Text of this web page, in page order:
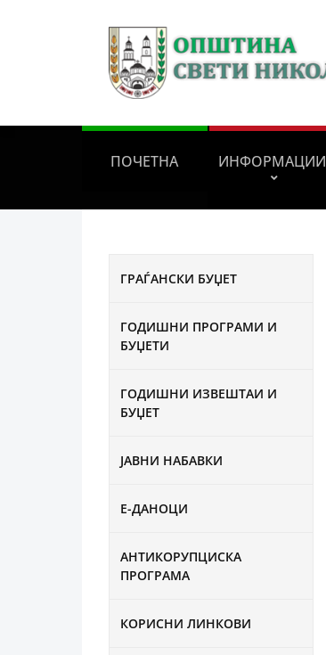
ПОЧЕТНА ИНФОРМАЦИИ
ГРАЃАНСКИ БУЏЕТ
ГОДИШНИ ПРОГРАМИ И
БУЏЕТИ
ГОДИШНИ ИЗВЕШТАИ И
БУЏЕТ
ЈАВНИ НАБАВКИ
Е-ДАНОЦИ
АНТИКОРУПЦИСКА
ПРОГРАМА
КОРИСНИ ЛИНКОВИ